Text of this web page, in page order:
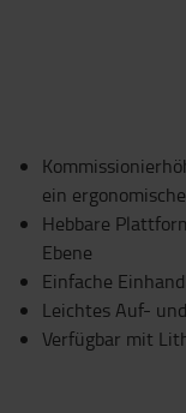
ein
Hebbare
Ebene
Einfache
Leichtes Auf-
Verfügbar mit